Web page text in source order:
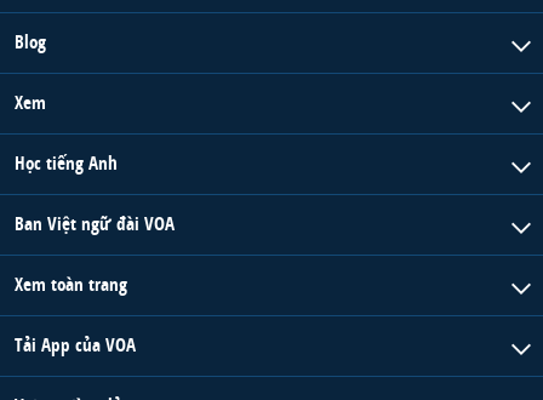
Blog
Xem
Học tiếng Anh
Ban Việt ngữ đài VOA
Xem toàn trang
Tải App của VOA